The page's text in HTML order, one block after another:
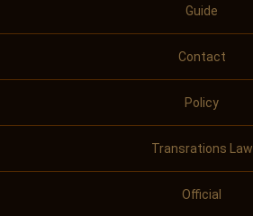
Guide
Contact
Policy
Transrations Law
Official